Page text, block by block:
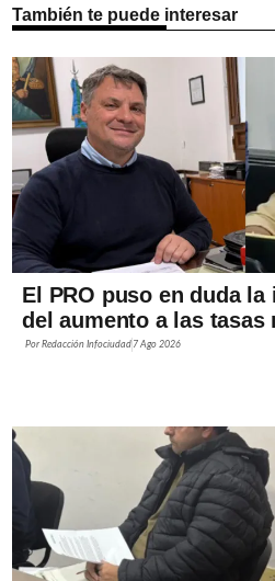
También te puede interesar
El PRO puso en duda
del aumento a las tasas
PorRedacción Infociudad 7 Ago 2026